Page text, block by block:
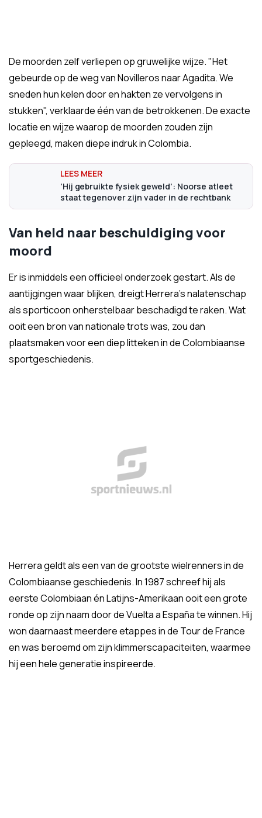
De moorden zelf verliepen op gruwelijke wijze. "Het
gebeurde op de weg van Novilleros naar Agadita. We
sneden hun kelen door en hakten ze vervolgens in
stukken", verklaarde één van de betrokkenen. De exacte
locatie en wijze waarop de moorden zouden zijn
gepleegd, maken diepe indruk in Colombia.
'Hij gebruikte fysiek geweld': Noorse atleet
staat tegenover zijn vader in de rechtbank
Van held naar beschuldiging voor
moord
Er is inmiddels een officieel onderzoek gestart. Als de
aantijgingen waar blijken, dreigt Herrera's nalatenschap
als sporticoon onherstelbaar beschadigd te raken. Wat
ooit een bron van nationale trots was, zou dan
plaatsmaken voor een diep litteken in de Colombiaanse
sportgeschiedenis.
Herrera geldt als een van de grootste wielrenners in de
Colombiaanse geschiedenis. In 1987 schreef hij als
eerste Colombiaan én Latijns-Amerikaan ooit een grote
ronde op zijn naam door de Vuelta a España te winnen. Hij
won daarnaast meerdere etappes in de Tour de France
en was beroemd om zijn klimmerscapaciteiten, waarmee
hij een hele generatie inspireerde.